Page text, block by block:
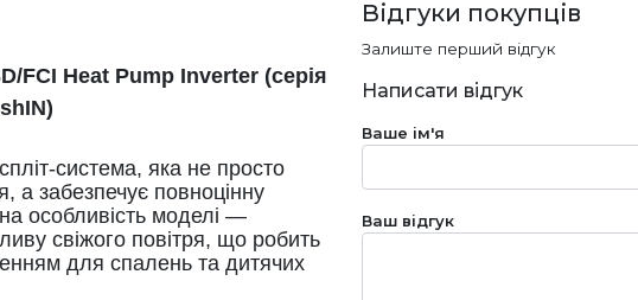
FCI Heat Pump Inverter (серія
система, яка не просто
а забезпечує повноцінну
особливість моделі —
свіжого повітря, що робить
для спалень та дитячих
Відгуки покупців
Залиште перший відгук
Написати відгук
Ваше ім'я
Ваш відгук